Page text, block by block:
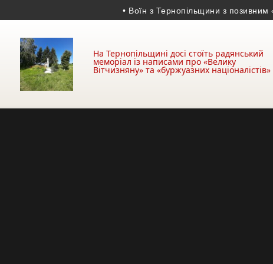
• Воїн з Тернопільщини з позивним
На Тернопільщині досі стоїть радянський
меморіал із написами про «Велику
Вітчизняну» та «буржуазних націоналістів»